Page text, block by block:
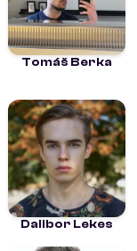
Tomáš Berka
Dalibor Lekes